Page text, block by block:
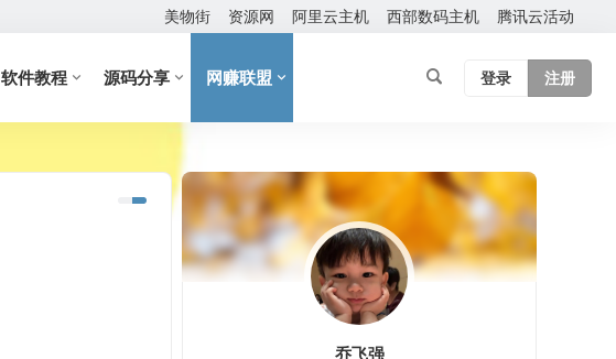
美物街 资源网 阿里云主机 西部数码主机 腾讯云活动
软件教程 源码分享 网赚联盟 登录 注册
乔飞强